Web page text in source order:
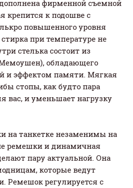
фирменной съемной
крепится к подошве с
повышенного уровня
при температуре не
стелька состоит из
обладающего
и эффектом памяти. Мягкая
стопы, как будто пара
вас, и уменьшает нагрузку
на танкетке незаменимы на
ремешки и динамичная
пару актуальной. Она
которые ведут
Ремешок регулируется с